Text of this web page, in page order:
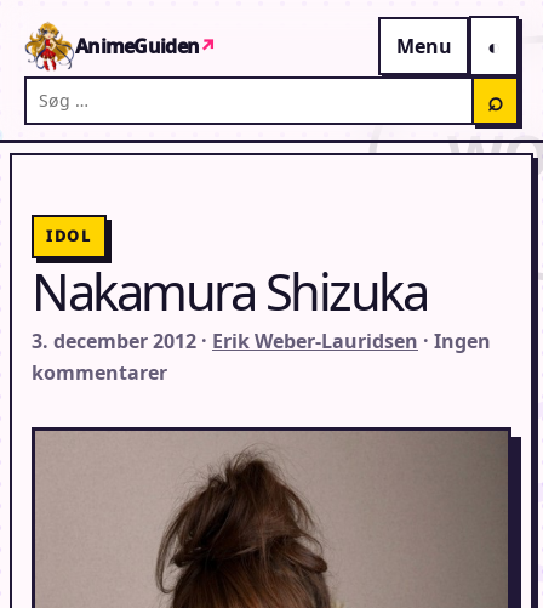
AnimeGuiden↗
Menu
Søg på AnimeGuiden
⌕
IDOL
Nakamura Shizuka
3. december 2012 · Erik Weber-Lauridsen · Ingen
kommentarer